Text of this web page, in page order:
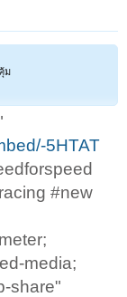
ม
5HTAT
#new
media;
share"